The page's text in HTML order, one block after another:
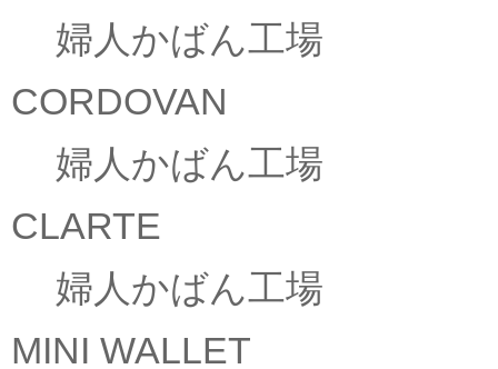
婦人かばん工場
CORDOVAN
婦人かばん工場
CLARTE
婦人かばん工場
MINI WALLET